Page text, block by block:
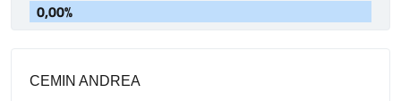
0,00%
CEMIN ANDREA